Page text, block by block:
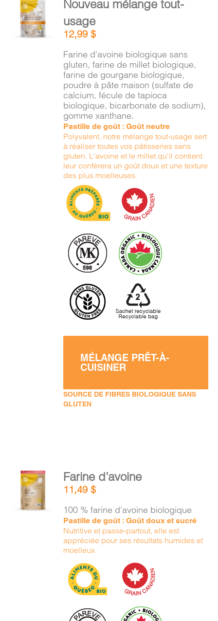
PANIER
AU
PANIER
/
DÉTAILS
Nouveau mélange tout-
usage
12,99$
Farine d'avoine biologique sans
gluten, farine de millet biologique,
farine de gourgane biologique,
poudre à pâte maison (sulfate de
calcium, fécule de tapioca
biologique, bicarbonate de sodium),
gomme xanthane.
Pastille de goût : Goût neutre
Polyvalent, notre mélange tout-usage sert
à réaliser toutes vos pâtisseries sans
gluten. L'avoine et le millet qu'il contient
leur confèrera un goût doux et une texture
des plus moelleuses.
MÉLANGE PRÊT-À-
CUISINER
SOURCE DE FIBRES BIOLOGIQUE SANS
GLUTEN
AJOUTER
AU
PANIER
DÉTAILS
Farine d’avoine
11,49$
100 % farine d'avoine biologique
Pastille de goût : Goût doux et sucré
Nutritive et passe-partout, elle est
appréciée pour ses résultats humides et
moelleux.